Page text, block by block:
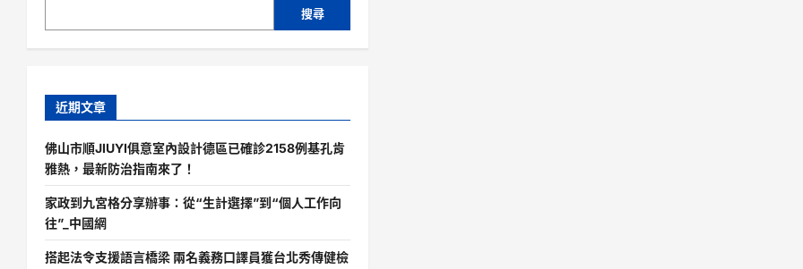
搜尋
近期文章
佛山市順JIUYI俱意室內設計德區已確診2158例基孔肯
雅熱，最新防治指南來了！
家政到九宮格分享辦事：從“生計選擇”到“個人工作向
往”_中國網
搭起法令支援語言橋梁 兩名義務口譯員獲台北秀傳健檢